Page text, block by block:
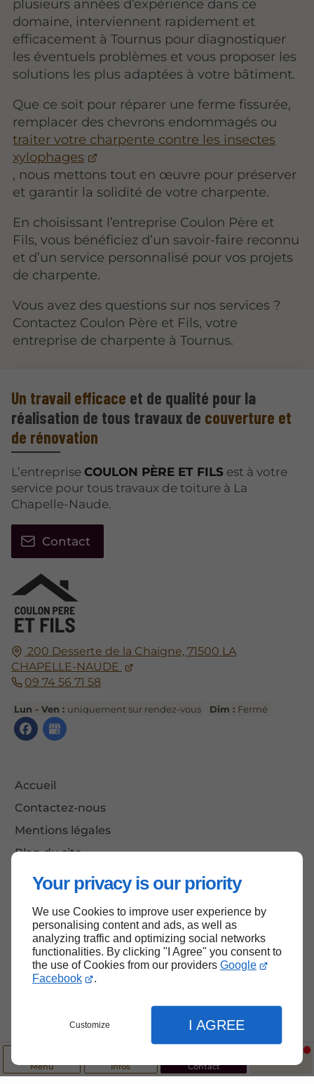
Your privacy is our priority
We use Cookies to improve user experience by
personalising content and ads, as well as
analyzing traffic and optimizing social networks
functionalities. By clicking "I Agree" you consent to
the use of Cookies from our providers Google
Facebook
.
Customize I AGREE
Menu Infos Contact
plusieurs années d’expérience dans ce
domaine, interviennent rapidement et
efficacement à Tournus pour diagnostiquer
les éventuels problèmes et vous proposer les
solutions les plus adaptées à votre bâtiment.
Que ce soit pour réparer une ferme fissurée,
remplacer des chevrons endommagés ou
traiter votre charpente contre les insectes
xylophages
, nous mettons tout en œuvre pour préserver
et garantir la solidité de votre charpente.
En choisissant l’entreprise Coulon Père et
Fils, vous bénéficiez d’un savoir-faire reconnu
et d’un service personnalisé pour vos projets
de charpente.
Vous avez des questions sur nos services ?
Contactez Coulon Père et Fils, votre
entreprise de charpente à Tournus.
200 Desserte de la Chaigne,71500 LA
CHAPELLE-NAUDE
09 74 56 71 58
Lun - Ven : uniquement sur rendez-vous Dim : Fermé
Accueil
Contactez-nous
Mentions légales
Plan du site
Un travail efficace et de qualité pour la
réalisation de tous travaux de couverture et
de rénovation
L’entreprise COULON PÈRE ET FILS est à votre
service pour tous travaux de toiture à La
Chapelle-Naude.
Contact
Haut de page